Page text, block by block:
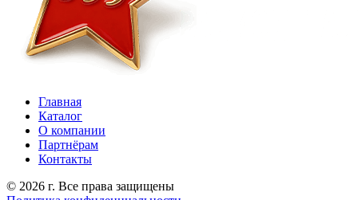
Главная
Каталог
О компании
Партнёрам
Контакты
© 2026 г. Все права защищены